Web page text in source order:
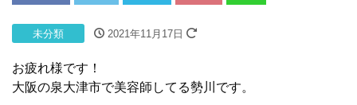
未分類 2021年11月17日
お疲れ様です！
大阪の泉大津市で美容師してる勢川です。